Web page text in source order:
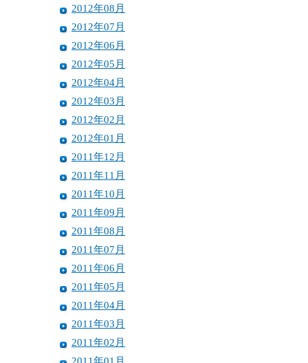
2012年08月
2012年07月
2012年06月
2012年05月
2012年04月
2012年03月
2012年02月
2012年01月
2011年12月
2011年11月
2011年10月
2011年09月
2011年08月
2011年07月
2011年06月
2011年05月
2011年04月
2011年03月
2011年02月
2011年01月